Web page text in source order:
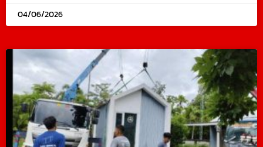
04/06/2026